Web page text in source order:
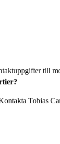
Tobias
till